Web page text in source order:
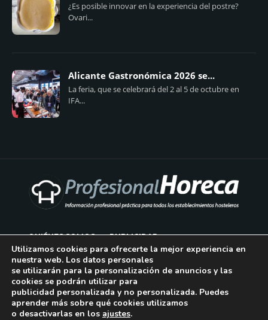
¿Es posible innovar en la experiencia del postre?
Ovari...
Alicante Gastronómica 2026 se...
La feria, que se celebrará del 2 al 5 de octubre en
IFA...
QUIÉNES SOMOS PUBLICIDAD
AVISO LEGAL
POLÍTICA DE COOKIES
POLÍTICA DE PRIVACIDAD
Utilizamos cookies para ofrecerte la mejor experiencia en
nuestra web. Los datos personales
se utilizarán para la personalización de anuncios y las
cookies se podrán utilizar para
publicidad personalizada y no personalizada. Puedes
aprender más sobre qué cookies utilizamos
o desactivarlas en los ajustes.